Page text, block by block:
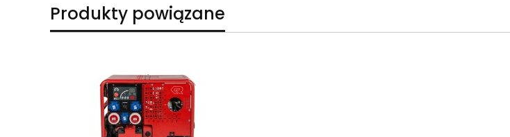
Produkty powiązane